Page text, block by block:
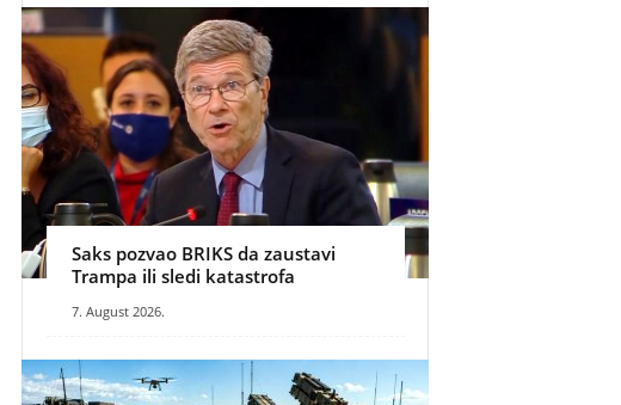
Saks pozvao BRIKS da zaustavi
Trampa ili sledi katastrofa
7. August 2026.